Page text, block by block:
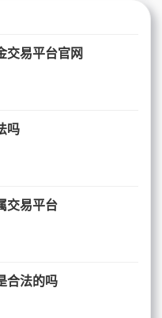
交易平台官网
吗
交易平台
合法的吗